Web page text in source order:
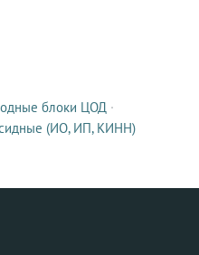
блоки ЦОД ·
(ИО, ИП, КИНН)